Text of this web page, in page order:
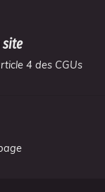
site
4 des CGUs